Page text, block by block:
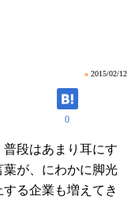
» 2015/02/12
0
段はあまり耳にす
が、にわかに脚光
る企業も増えてき